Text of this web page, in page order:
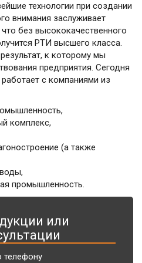
технологии при создании
внимания заслуживает
без высококачественного
РТИ высшего класса.
к которому мы
предприятия. Сегодня
с компаниями из
комплекс,
(а также
промышленность.
или
телефону